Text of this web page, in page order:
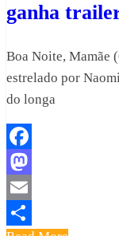
ganha
Boa Noite, Mamãe
estrelado por
do longa
Facebook
Mastodon
Email